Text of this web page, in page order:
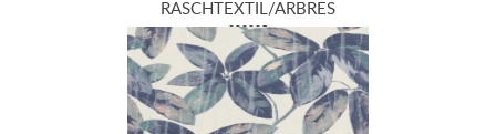
RASCHTEXTIL/ARBRES
298825